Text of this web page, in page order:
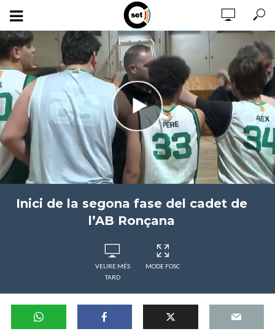
Inici de la segona fase del cadet de
l’AB Ronçana
VEURE MÉS
TARD
MODE FOSC